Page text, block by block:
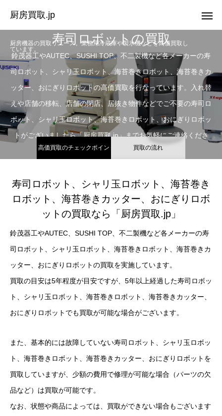
厨房買取.jp
厨房機器の買取リユース。業務用冷蔵庫や製氷機などを高価買取し
ています。
寿司ロボットの買取
鈴茂器工やAUTEC、SUSHI TOP、不二製機など各メーカーの寿
司ロボット、シャリ玉ロボット、海苔巻きロボット、海苔巻きカ
ッター、おにぎりロボットの高価買取を行なっています。入れ替
えや店舗の移転、店舗の閉店、居抜き物件などでご不要の寿司ロ
ボット、シャリ玉ロボット、海苔巻きロボット、おにぎりロボッ
トがございましたら「厨房買取.jp」までお気軽にご連絡くださ
い。他店よりも高価買取を目指します。
高価買取のチェックポイン 買取の流れ
寿司ロボット、シャリ玉ロボット、海苔巻き
ロボット、海苔巻きカッター、おにぎりロボ
ットの買取なら「厨房買取.jp」
鈴茂器工やAUTEC、SUSHI TOP、不二製機など各メーカーの寿
司ロボット、シャリ玉ロボット、海苔巻きロボット、海苔巻きカ
ッター、おにぎりロボットの買取を実施しています。
買取の目安は5年程度が目安ですが、5年以上経過した寿司ロボッ
ト、シャリ玉ロボット、海苔巻きロボット、海苔巻きカッター、
おにぎりロボットでも買取が可能な場合がございます。
また、基本的には故障していない寿司ロボット、シャリ玉ロボッ
ト、海苔巻きロボット、海苔巻きカッター、おにぎりロボットを
買取していますが、少額の費用で修理が可能な場合（パーツの欠
品など）は買取が可能です。
なお、状態や商品によっては、買取ができない場合もございます